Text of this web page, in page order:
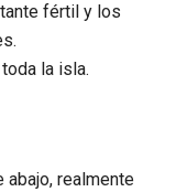
fértil y los
la isla.
realmente